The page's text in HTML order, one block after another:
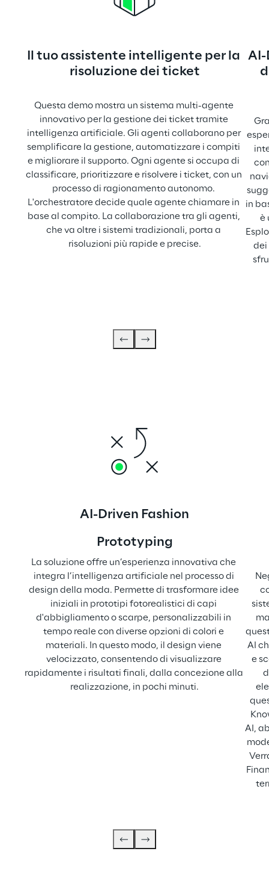
Il tuo assistente intelligente per la
risoluzione dei ticket
Questa demo mostra un sistema multi-agente
innovativo per la gestione dei ticket tramite
intelligenza artificiale. Gli agenti collaborano per
semplificare la gestione, automatizzare i compiti
e migliorare il supporto. Ogni agente si occupa di
classificare, prioritizzare e risolvere i ticket, con un
processo di ragionamento autonomo.
L'orchestratore decide quale agente chiamare in
base al compito. La collaborazione tra gli agenti,
che va oltre i sistemi tradizionali, porta a
risoluzioni più rapide e precise.
AI-
in
è
dei
AI-Driven Fashion
Prototyping
La soluzione offre un’esperienza innovativa che
integra l’intelligenza artificiale nel processo di
design della moda. Permette di trasformare idee
iniziali in prototipi fotorealistici di capi
d'abbigliamento o scarpe, personalizzabili in
tempo reale con diverse opzioni di colori e
materiali. In questo modo, il design viene
velocizzato, consentendo di visualizzare
rapidamente i risultati finali, dalla concezione alla
realizzazione, in pochi minuti.
AI
e
AI,